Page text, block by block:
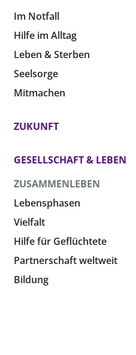
Im Notfall
Hilfe im Alltag
Leben & Sterben
Seelsorge
Mitmachen
ZUKUNFT
GESELLSCHAFT & LEBEN
ZUSAMMENLEBEN
Lebensphasen
Vielfalt
Hilfe für Geflüchtete
Partnerschaft weltweit
Bildung